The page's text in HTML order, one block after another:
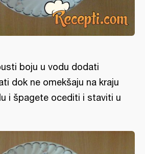
boju u vodu dodati
dok ne omekšaju na kraju
i špagete ocediti i staviti u